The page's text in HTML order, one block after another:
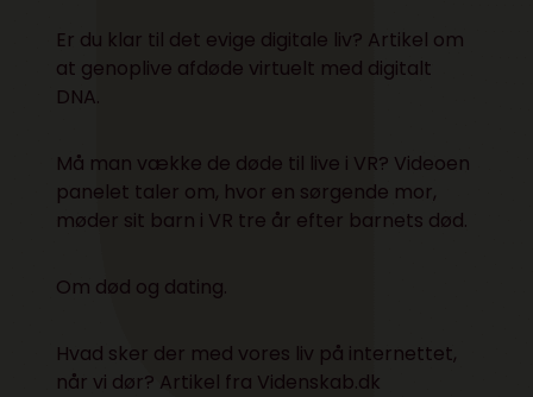
Er du klar til det evige digitale liv? Artikel om
at genoplive afdøde virtuelt med digitalt
DNA.
Må man vække de døde til live i VR? Videoen
panelet taler om, hvor en sørgende mor,
møder sit barn i VR tre år efter barnets død.
Om død og dating.
Hvad sker der med vores liv på internettet,
når vi dør? Artikel fra Videnskab.dk